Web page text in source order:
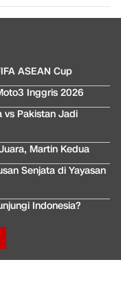
ASEAN Cup
Inggris 2026
vs Pakistan Jadi
Martin Kedua
Senjata di Yayasan
Indonesia?